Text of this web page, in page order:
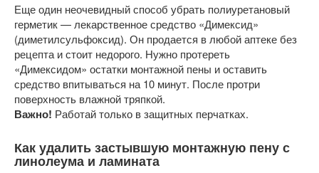
Еще один неочевидный способ убрать полиуретановый
герметик — лекарственное средство «Димексид»
(диметилсульфоксид). Он продается в любой аптеке без
рецепта и стоит недорого. Нужно протереть
«Димексидом» остатки монтажной пены и оставить
средство впитываться на 10 минут. После протри
поверхность влажной тряпкой.
Важно! Работай только в защитных перчатках.
Как удалить застывшую монтажную пену с
линолеума и ламината